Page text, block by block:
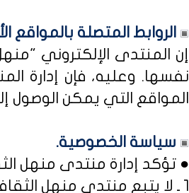
الروابط المتصلة بالمواقع
إن المنتدى الإلكتروني
نفسها. وعليه، فإن إدارة
المواقع التي يمكن الوصول
سياسة الخصوصية.
● تؤكد إدارة منتدى منهل
1 ـ لا يتبع منتدى منهل الثقافة التربوية أي مؤسسة أو منظمة حكومية ... فمنهل لثقافتك !